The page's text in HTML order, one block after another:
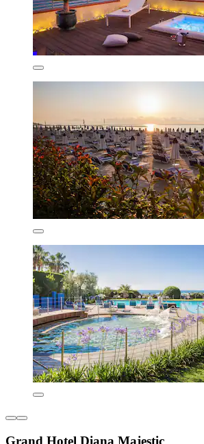
Grand Hotel Diana Majestic